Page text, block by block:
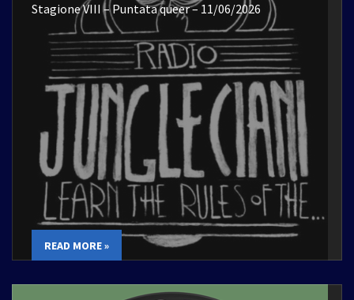
Stagione VIII – Puntata queer – 11/06/2026
READ MORE »